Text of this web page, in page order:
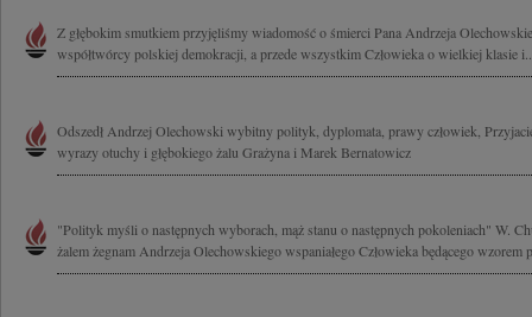
Z głębokim smutkiem przyjęliśmy wiadomość o śmierci Pana Andrzeja
współtwórcy polskiej demokracji, a przede wszystkim Człowieka o wielkiej klasie
Odszedł Andrzej Olechowski wybitny polityk, dyplomata, prawy człowiek,
wyrazy otuchy i głębokiego żalu Grażyna i Marek Bernatowicz
"Polityk myśli o następnych wyborach, mąż stanu o następnych pokoleniach" W.
żalem żegnam Andrzeja Olechowskiego wspaniałego Człowieka będącego wzorem